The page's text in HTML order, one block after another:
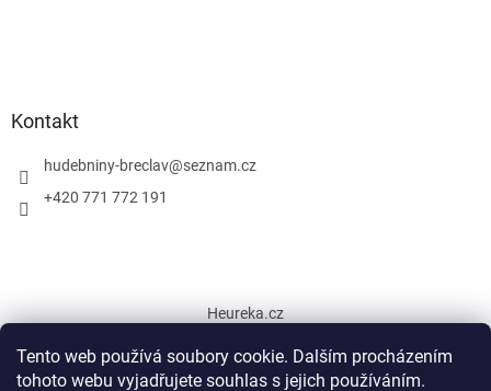
Tento web používá soubory cookie. Dalším procházením
tohoto webu vyjadřujete souhlas s jejich používáním.
Kontakt
hudebniny-breclav@seznam.cz
+420 771 772 191
Heureka.cz